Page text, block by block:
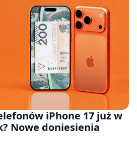
iPhone 17 już w
Nowe doniesienia